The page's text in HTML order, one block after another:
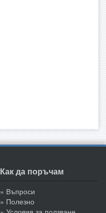
Как да поръчам
» Въпроси
» Полезно